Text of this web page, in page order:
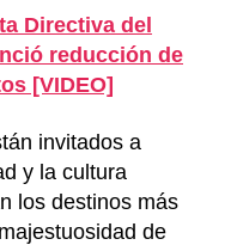
Directiva del
reducción de
[VIDEO]
invitados a
y la cultura
los destinos más
de